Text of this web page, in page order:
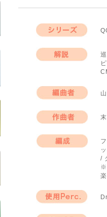
/
※